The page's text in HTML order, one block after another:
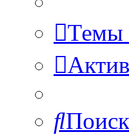
Темы
Поиск